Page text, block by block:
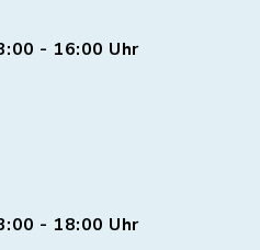
- 16:00 Uhr
- 18:00 Uhr